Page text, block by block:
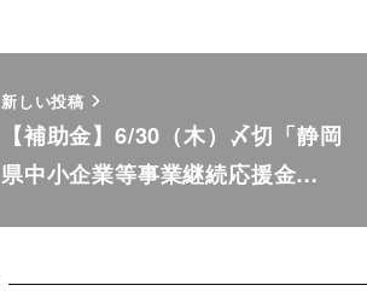
新しい投稿
【補助金】6/30（木）〆切「静岡
県中小企業等事業継続応援金…